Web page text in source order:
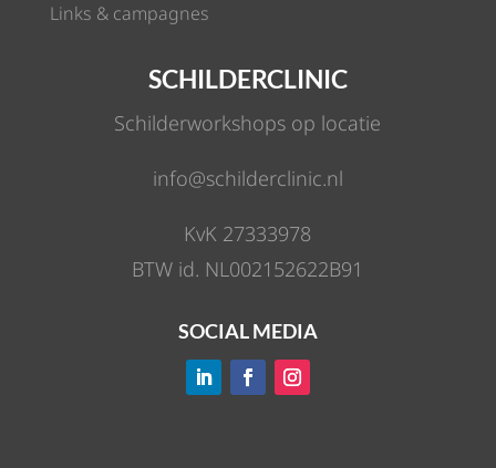
Links & campagnes
SCHILDERCLINIC
Schilderworkshops op locatie
info@schilderclinic.nl
KvK 27333978
BTW id. NL002152622B91
SOCIAL MEDIA